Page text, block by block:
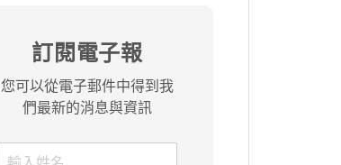
訂閱電子報
您可以從電子郵件中得到我
們最新的消息與資訊